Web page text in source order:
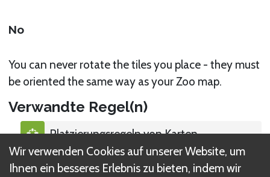
No
You can never rotate the tiles you place - they must
be oriented the same way as your Zoo map.
Verwandte Regel(n)
Platzierungsregeln von Karten
Wir verwenden Cookies auf unserer Website, um
Ihnen ein besseres Erlebnis zu bieten, indem wir